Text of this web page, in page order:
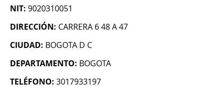
NIT: 9020310051
DIRECCIÓN: CARRERA 6 48 A 47
CIUDAD: BOGOTA D C
DEPARTAMENTO: BOGOTA
TELÉFONO: 3017933197